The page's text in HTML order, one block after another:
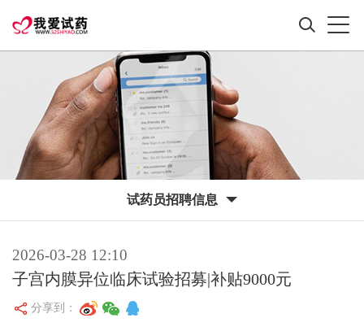
试药员招聘信息
2026-03-28 12:10
子宫内膜异位临床试验招募|补贴9000元
分享到：